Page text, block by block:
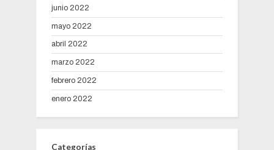
junio 2022
mayo 2022
abril 2022
marzo 2022
febrero 2022
enero 2022
Categorías